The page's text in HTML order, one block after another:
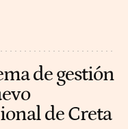
de gestión
de Creta